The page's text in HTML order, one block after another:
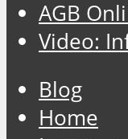
AGB
Video:
Blog
Home